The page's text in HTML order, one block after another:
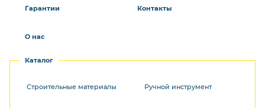
Гарантии
О нас
Контакты
Каталог
Строительные материалы Ручной инструмент